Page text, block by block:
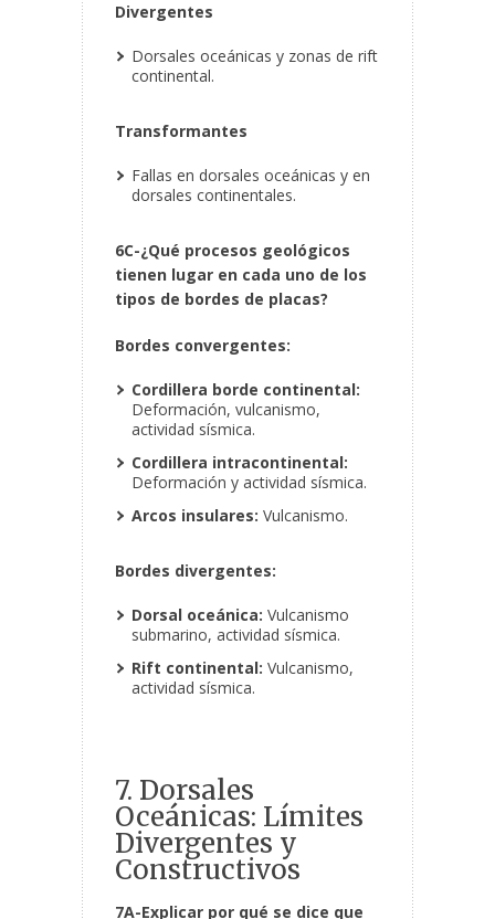
Divergentes
Dorsales oceánicas y zonas de rift
continental.
Transformantes
Fallas en dorsales oceánicas y en
dorsales continentales.
6C-¿Qué procesos geológicos
tienen lugar en cada uno de los
tipos de bordes de placas?
Bordes convergentes:
Cordillera borde continental:
Deformación, vulcanismo,
actividad sísmica.
Cordillera intracontinental:
Deformación y actividad sísmica.
Arcos insulares: Vulcanismo.
Bordes divergentes:
Dorsal oceánica: Vulcanismo
submarino, actividad sísmica.
Rift continental: Vulcanismo,
actividad sísmica.
7. Dorsales
Oceánicas: Límites
Divergentes y
Constructivos
7A-Explicar por qué se dice que